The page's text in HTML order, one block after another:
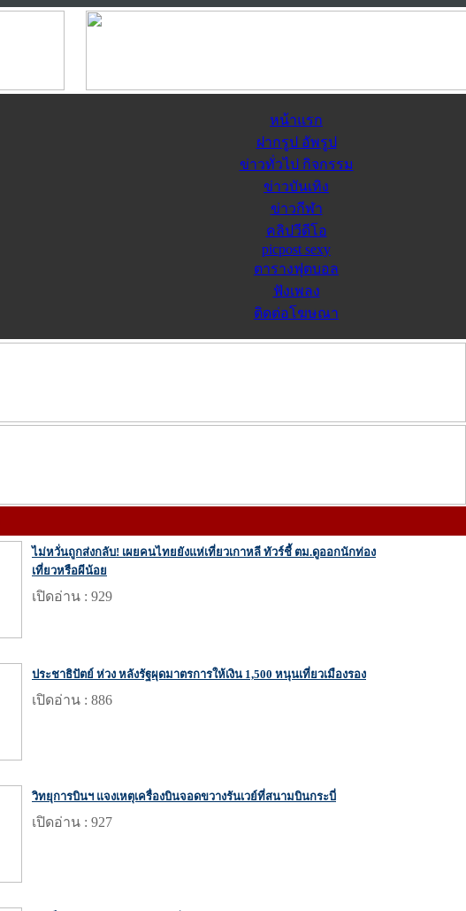
หน้าแรก
ฝากรูป อัพรูป
ข่าวทั่วไป กิจกรรม
ข่าวบันเทิง
ข่าวกีฬา
คลิปวีดีโอ
picpost sexy
ตารางฟุตบอล
ฟังเพลง
ติดต่อโฆษณา
ไม่หวั่นถูกส่งกลับ! เผยคนไทยยังแห่เที่ยวเกาหลี ทัวร์ชี้ ตม.ดูออกนักท่อง
เที่ยวหรือผีน้อย
เปิดอ่าน : 929
ประชาธิปัตย์ ห่วง หลังรัฐผุดมาตรการให้เงิน 1,500 หนุนเที่ยวเมืองรอง
เปิดอ่าน : 886
วิทยุการบินฯ แจงเหตุเครื่องบินจอดขวางรันเวย์ที่สนามบินกระบี่
เปิดอ่าน : 927